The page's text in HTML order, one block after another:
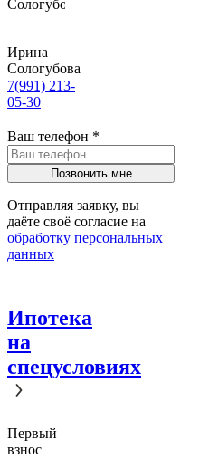
Ирина
Сологубова
7(991) 213-
05-30
Ваш телефон *
Отправляя заявку, вы
даёте своё согласие на
обработку персональных
данных
Ипотека
на
спецусловиях
Первый
взнос